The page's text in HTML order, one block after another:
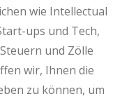
wie Intellectual
ups und Tech,
und Zölle
wir, Ihnen die
zu können, um